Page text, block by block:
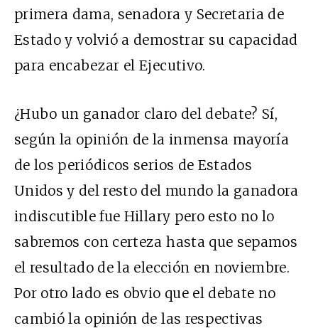
primera dama, senadora y Secretaria de
Estado y volvió a demostrar su capacidad
para encabezar el Ejecutivo.
¿Hubo un ganador claro del debate? Sí,
según la opinión de la inmensa mayoría
de los periódicos serios de Estados
Unidos y del resto del mundo la ganadora
indiscutible fue Hillary pero esto no lo
sabremos con certeza hasta que sepamos
el resultado de la elección en noviembre.
Por otro lado es obvio que el debate no
cambió la opinión de las respectivas